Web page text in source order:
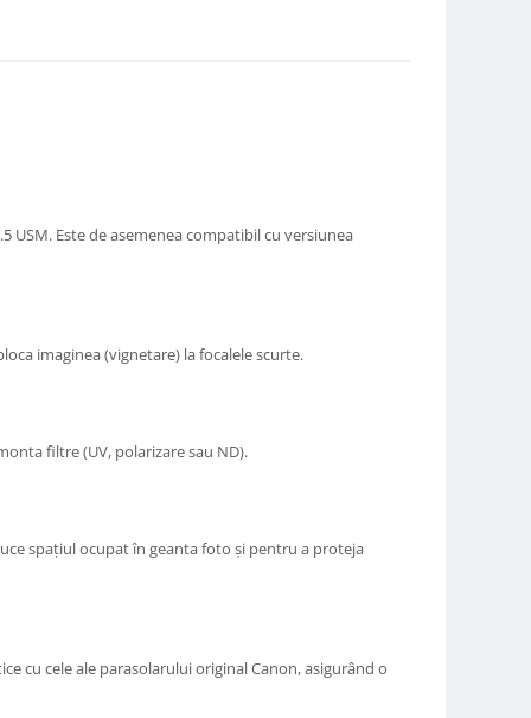
USM. Este de asemenea compatibil cu versiunea
imaginea (vignetare) la focalele scurte.
filtre (UV, polarizare sau ND).
spațiul ocupat în geanta foto și pentru a proteja
cu cele ale parasolarului original Canon, asigurând o